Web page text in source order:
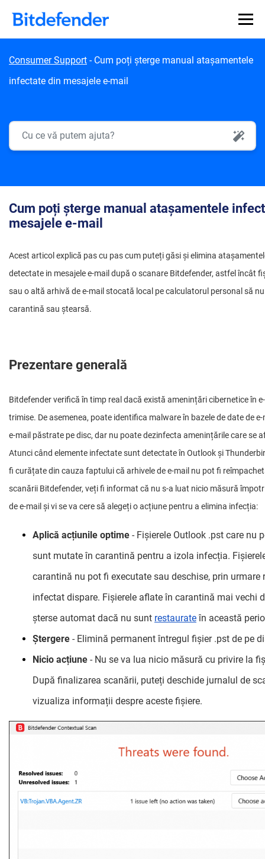
Consumer Support - Cum poți șterge manual atașamentele
infectate din mesajele e-mail
Cum poți șterge manual atașamentele
mesajele e-mail
Acest articol explică pas cu pas cum puteți găsi și elimina
detectate in mesajele e-mail după o scanare Bitdefender, astfel încât
sau o altă arhivă de e-mail stocată local pe calculatorul personal să
carantină sau ștearsă.
Prezentare generală
Bitdefender verifică în timp real dacă există amenințări cibernetice în
trimise. De asemenea, poate identifica malware în bazele de date de
e-mail păstrate pe disc, dar nu poate dezinfecta amenințările care se
Atunci când elemente infectate sunt detectate în Outlook și
fi curățate din cauza faptului că arhivele de e-mail nu pot fi
scanării Bitdefender, veți fi informat că nu s-a luat nicio măsură
de e-mail și vi se va cere să alegeți o acțiune pentru a elimina infecția:
Aplică acțiunile optime - Fișierele Outlook .pst care nu
sunt mutate în carantină pentru a izola infecția.
carantină nu pot fi executate sau deschise, prin urmare
infectat dispare. Fișierele aflate în carantină mai vechi
șterse automat dacă nu sunt restaurate în această
Ștergere - Elimină permanent întregul fișier .pst de pe
Nicio acțiune - Nu se va lua nicio măsură cu privire la
După finalizarea scanării, puteți deschide jurnalul de
vizualiza informații despre aceste fișiere.